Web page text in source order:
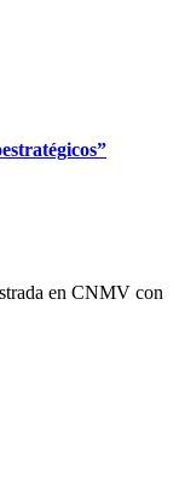
en CNMV con